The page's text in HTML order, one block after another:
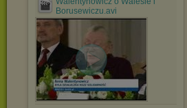
Borusewiczu.avi